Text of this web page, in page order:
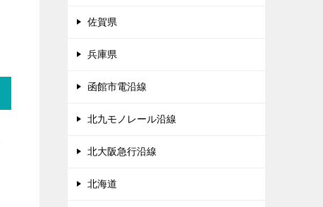
佐賀県
兵庫県
函館市電沿線
北九モノレール沿線
北大阪急行沿線
北海道